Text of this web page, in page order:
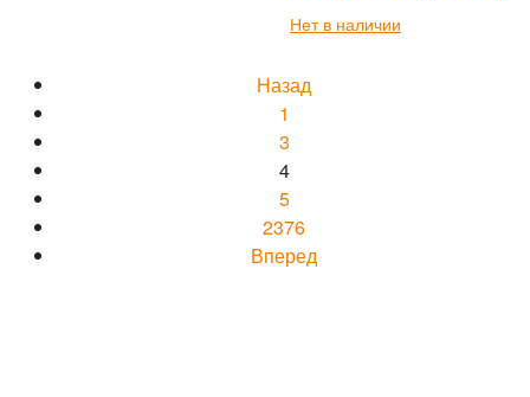
Нет в наличии
Назад
1
3
4
5
2376
Вперед